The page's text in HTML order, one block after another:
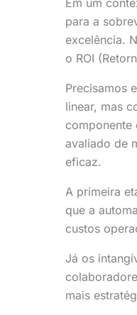
para a
excelência.
o ROI
Precisamos
linear, mas
componente
avaliado de
eficaz.
A primeira
que a
custos
Já os
mais